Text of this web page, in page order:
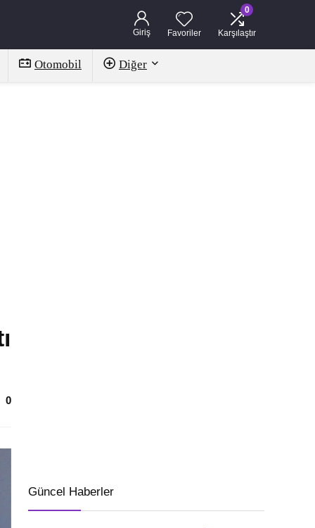
Giriş Favoriler
0
Karşılaştır
Otomobil Diğer
0
Güncel Haberler